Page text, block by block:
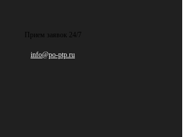
Прием заявок 24/7
info@po-ptp.ru